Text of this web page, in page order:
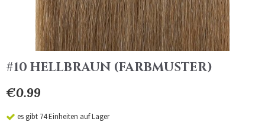
#10 HELLBRAUN (FARBMUSTER)
€0.99
es gibt 74 Einheiten auf Lager